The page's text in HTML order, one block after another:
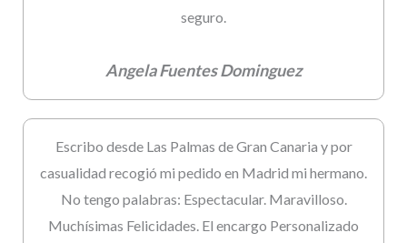
seguro.
Angela Fuentes Dominguez
Escribo desde Las Palmas de Gran Canaria y por
casualidad recogió mi pedido en Madrid mi hermano.
No tengo palabras: Espectacular. Maravilloso.
Muchísimas Felicidades. El encargo Personalizado